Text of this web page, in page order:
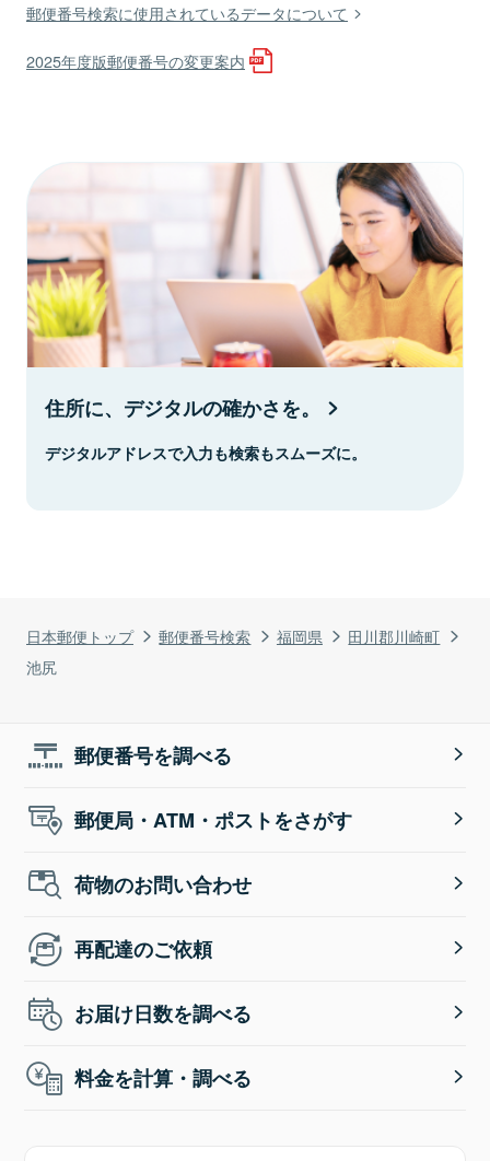
日本郵便トップ 郵便番号検索 福岡県
田川郡川崎町
池尻
郵便番号検索に使用されているデータについて
2025年度版郵便番号の変更案内
住所に、デジタルの確かさを。
デジタルアドレスで入力も検索もスムーズに。
郵便番号を調べる
郵便局・ATM・ポストをさがす
荷物のお問い合わせ
再配達のご依頼
お届け日数を調べる
料金を計算・調べる